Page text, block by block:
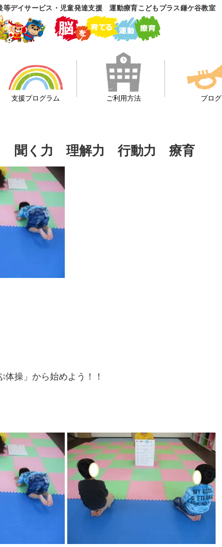
等デイサービス・児童発達支援 運動療育こどもプラス鎌ケ谷教室
支援プログラム ご利用方法 ブログ
聞く力 理解力 行動力 療育
操」から始めよう！！